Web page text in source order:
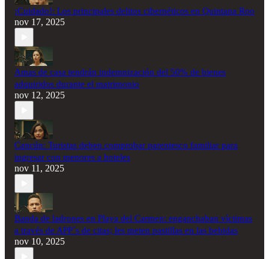
¡Cuidado!: Los principales delitos cibernéticos en Quintana Roo
nov 17, 2025
Amas de casa tendrán indemnización del 50% de bienes
adquiridos durante el matrimonio
nov 12, 2025
Cancún: Turistas deben comprobar parentesco familiar para
ingresar con menores a hoteles
nov 11, 2025
Banda de ladrones en Playa del Carmen: enganchaban víctimas
a través de APP´s de citas; les meten pastillas en las bebidas
nov 10, 2025